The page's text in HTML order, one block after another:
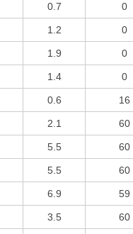
0.7 0
1.2 0
1.9 0
1.4 0
0.6 16
2.1 60
5.5 60
5.5 60
6.9 59
3.5 60